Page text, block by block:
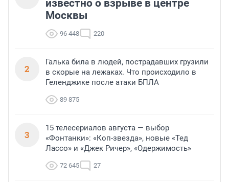
известно о взрыве в центре
Москвы
96 448 220
2
Галька била в людей, пострадавших грузили
в скорые на лежаках. Что происходило в
Геленджике после атаки БПЛА
89 875
3
15 телесериалов августа — выбор
«Фонтанки»: «Коп-звезда», новые «Тед
Лассо» и «Джек Ричер», «Одержимость»
72 645 27